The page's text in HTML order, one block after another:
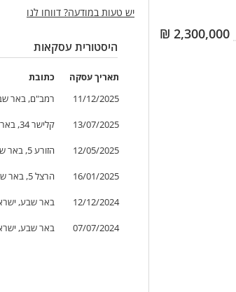
2,300,000
₪
יש טעות במודעה? דווחו לנו
היסטורית עסקאות
תאריךעסקה כתובת
11/12/2025
רמב"ם, באר
13/07/2025
קלישר 34, באר שבע, ישראל
12/05/2025
הזורע 5, באר שבע, ישראל
16/01/2025
הרצל 5, באר שבע, ישראל
12/12/2024
באר שבע,
07/07/2024
באר שבע,